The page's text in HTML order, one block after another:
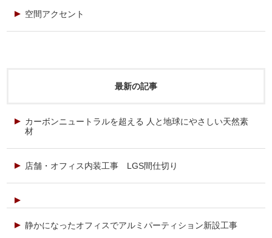
空間アクセント
最新の記事
カーボンニュートラルを超える 人と地球にやさしい天然素
材
店舗・オフィス内装工事 LGS間仕切り
静かになったオフィスでアルミパーティション新設工事